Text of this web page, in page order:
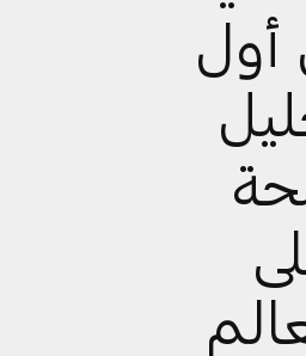
أول